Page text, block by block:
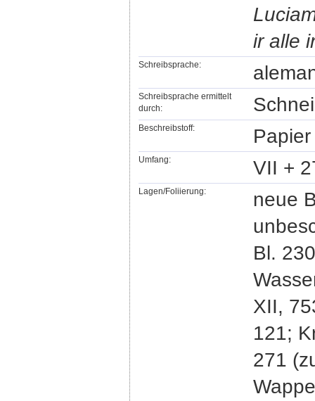
ir alle
Schreibsprache:
Schreibsprache ermittelt
durch:
Beschreibstoff: Papier
Umfang: VII +
Lagen/Foliierung:
neue
Bl.
XII,
121;
271